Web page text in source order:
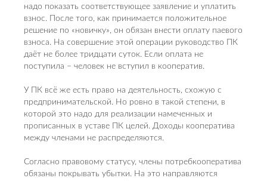
надо показать соответствующее заявление и уплатить
взнос. После того, как принимается положительное
решение по «новичку», он обязан внести оплату паевого
взноса. На совершение этой операции руководство ПК
даёт не более тридцати суток. Если оплата не
поступила – человек не вступил в кооператив.
У ПК всё же есть право на деятельность, схожую с
предпринимательской. Но ровно в такой степени, в
которой это надо для реализации намеченных и
прописанных в уставе ПК целей. Доходы кооператива
между членами не распределяются.
Согласно правовому статусу, члены потребкооператива
обязаны покрывать убытки. На это направляются